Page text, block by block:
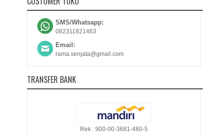
SMS/Whatsapp:
082311821463
Email:
rama.senjata@gmail.com
TRANSFER BANK
Rek : 900-00-3681-480-5